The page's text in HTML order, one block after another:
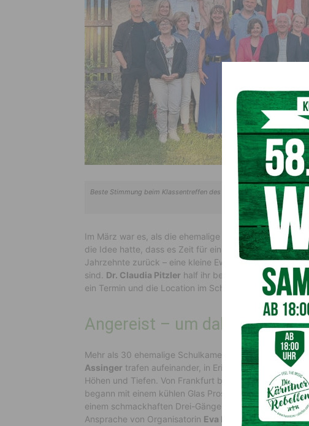
Beste Stimmung beim Klassentreffen des BORG-Maturajahrganges
Urologin Claudia Pitzler
Im März war es, als die ehemalige Schul- und
die Idee hatte, dass es Zeit für ein Klassentreffen sei.
Jahrzehnte zurück – eine kleine Ewigkeit, in der viel
sind. Dr. Claudia Pitzler half ihr beim Organisieren des
ein Termin und die Location im Schloss Lerchenhof
Angereist – um dabei zu sein
Mehr als 30 ehemalige Schulkameraden sowie die
Assinger trafen aufeinander, in Erinnerungen an 4
Höhen und Tiefen. Von Frankfurt bis Südtirol, aus
begann mit einem kühlen Glas Prosecco im idyllischen
einem schmackhaften Drei-Gänge-Menü in einem
Ansprache von Organisatorin Eva Buchacherwurde